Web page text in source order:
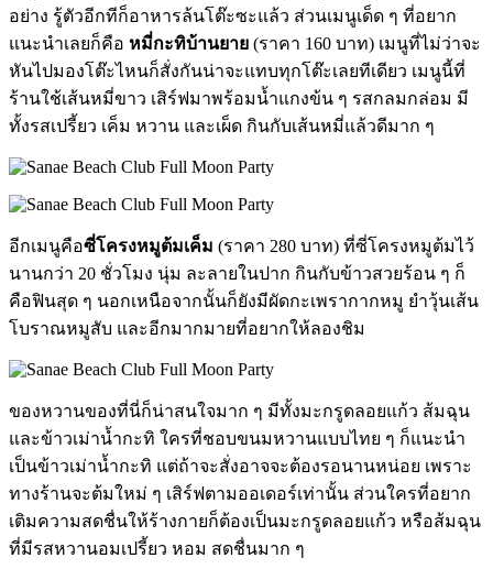
อย่าง รู้ตัวอีกทีก็อาหารล้นโต๊ะซะแล้ว ส่วนเมนูเด็ด ๆ ที่อยาก
แนะนำเลยก็คือ หมี่กะทิบ้านยาย (ราคา 160 บาท) เมนูที่ไม่ว่าจะ
หันไปมองโต๊ะไหนก็สั่งกันน่าจะแทบทุกโต๊ะเลยทีเดียว เมนูนี้ที่
ร้านใช้เส้นหมี่ขาว เสิร์ฟมาพร้อมน้ำแกงข้น ๆ รสกลมกล่อม มี
ทั้งรสเปรี้ยว เค็ม หวาน และเผ็ด กินกับเส้นหมี่แล้วดีมาก ๆ
อีกเมนูคือซี่โครงหมูต้มเค็ม (ราคา 280 บาท) ที่ซี่โครงหมูต้มไว้
นานกว่า 20 ชั่วโมง นุ่ม ละลายในปาก กินกับข้าวสวยร้อน ๆ ก็
คือฟินสุด ๆ นอกเหนือจากนั้นก็ยังมีผัดกะเพรากากหมู ยำวุ้นเส้น
โบราณหมูสับ และอีกมากมายที่อยากให้ลองชิม
ของหวานของที่นี่ก็น่าสนใจมาก ๆ มีทั้งมะกรูดลอยแก้ว ส้มฉุน
และข้าวเม่าน้ำกะทิ ใครที่ชอบขนมหวานแบบไทย ๆ ก็แนะนำ
เป็นข้าวเม่าน้ำกะทิ แต่ถ้าจะสั่งอาจจะต้องรอนานหน่อย เพราะ
ทางร้านจะต้มใหม่ ๆ เสิร์ฟตามออเดอร์เท่านั้น ส่วนใครที่อยาก
เติมความสดชื่นให้ร้างกายก็ต้องเป็นมะกรูดลอยแก้ว หรือส้มฉุน
ที่มีรสหวานอมเปรี้ยว หอม สดชื่นมาก ๆ